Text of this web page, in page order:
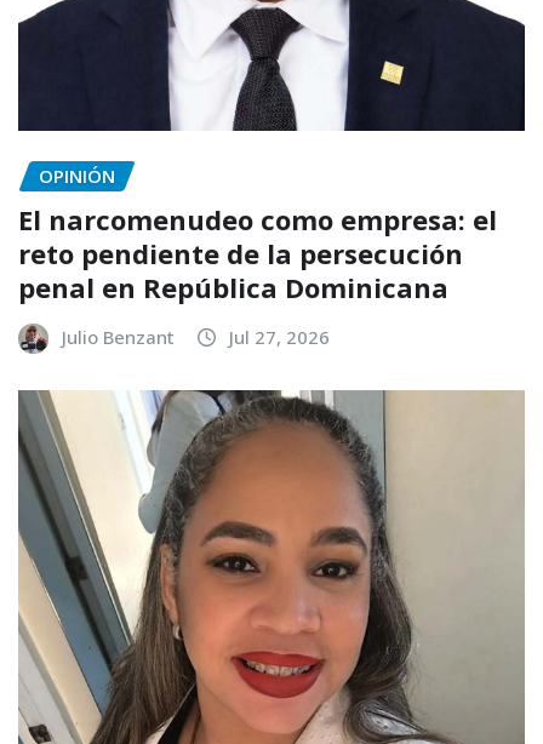
OPINIÓN
El narcomenudeo como empresa: el
reto pendiente de la persecución
penal en República Dominicana
Julio Benzant Jul 27, 2026